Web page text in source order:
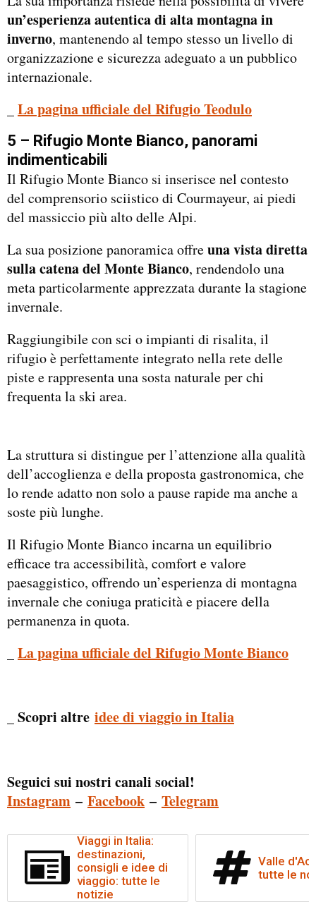
un’esperienza autentica di alta montagna in
inverno, mantenendo al tempo stesso un livello di
organizzazione e sicurezza adeguato a un pubblico
internazionale.
La pagina ufficiale del Rifugio Teodulo
5 – Rifugio Monte Bianco, panorami
indimenticabili
Il Rifugio Monte Bianco si inserisce nel contesto
del comprensorio sciistico di Courmayeur, ai piedi
del massiccio più alto delle Alpi.
La sua posizione panoramica offreuna vista diretta
sulla catena del Monte Bianco, rendendolo una
meta particolarmente apprezzata durante la stagione
invernale.
Raggiungibile con sci o impianti di risalita, il
rifugio è perfettamente integrato nella rete delle
piste e rappresenta una sosta naturale per chi
frequenta la ski area.
La struttura si distingue per l’attenzione alla qualità
dell’accoglienza e della proposta gastronomica, che
lo rende adatto non solo a pause rapide ma anche a
soste più lunghe.
Il Rifugio Monte Bianco incarna un equilibrio
efficace tra accessibilità, comfort e valore
paesaggistico, offrendo un’esperienza di montagna
invernale che coniuga praticità e piacere della
permanenza in quota.
La pagina ufficiale del Rifugio Monte Bianco
_ Scopri altre idee di viaggio in Italia
Seguici sui nostri canali social!
Instagram – Facebook – Telegram
Viaggi in Italia:
destinazioni,
consigli e idee di
viaggio: tutte le
notizie
Valle
tutte le